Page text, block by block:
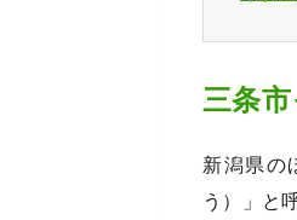
三条
新潟県の
う）」と